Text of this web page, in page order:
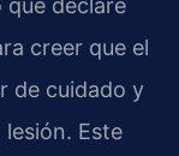
declare
creer que el
de cuidado y
Este